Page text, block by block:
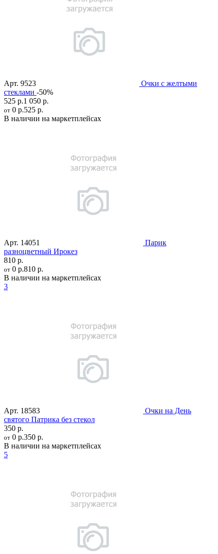
Арт. 9523
Очки с желтыми
стеклами -50%
525 р.1 050 р.
от 0 р.525 р.
В наличии на маркетплейсах
Арт. 14051
Парик
разноцветный Ирокез
810 р.
от 0 р.810 р.
В наличии на маркетплейсах
3
Арт. 18583
Очки на День
святого Патрика без стекол
350 р.
от 0 р.350 р.
В наличии на маркетплейсах
5